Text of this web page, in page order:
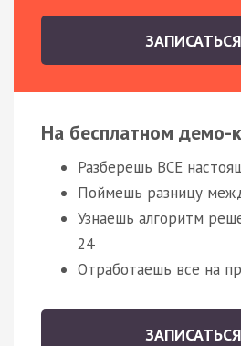
ЗАПИСАТЬСЯ
На бесплатном демо-
Разберешь ВСЕ
Поймешь разницу
Узнаешь алгоритм
24
Отработаешь все на
ЗАПИСАТЬСЯ